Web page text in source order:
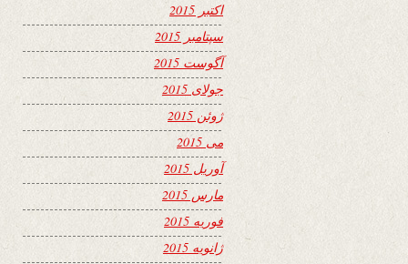
اکتبر 2015
سپتامبر 2015
آگوست 2015
جولای 2015
ژوئن 2015
می 2015
آوریل 2015
مارس 2015
فوریه 2015
ژانویه 2015